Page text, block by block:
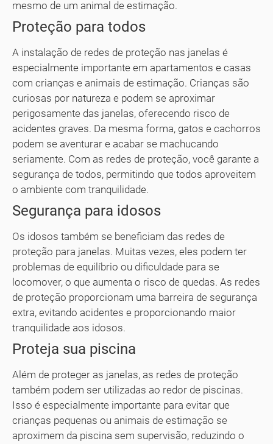
mesmo de um animal de estimação.
Proteção para todos
A instalação de redes de proteção nas janelas é
especialmente importante em apartamentos e casas
com crianças e animais de estimação. Crianças são
curiosas por natureza e podem se aproximar
perigosamente das janelas, oferecendo risco de
acidentes graves. Da mesma forma, gatos e cachorros
podem se aventurar e acabar se machucando
seriamente. Com as redes de proteção, você garante a
segurança de todos, permitindo que todos aproveitem
o ambiente com tranquilidade.
Segurança para idosos
Os idosos também se beneficiam das redes de
proteção para janelas. Muitas vezes, eles podem ter
problemas de equilíbrio ou dificuldade para se
locomover, o que aumenta o risco de quedas. As redes
de proteção proporcionam uma barreira de segurança
extra, evitando acidentes e proporcionando maior
tranquilidade aos idosos.
Proteja sua piscina
Além de proteger as janelas, as redes de proteção
também podem ser utilizadas ao redor de piscinas.
Isso é especialmente importante para evitar que
crianças pequenas ou animais de estimação se
aproximem da piscina sem supervisão, reduzindo o